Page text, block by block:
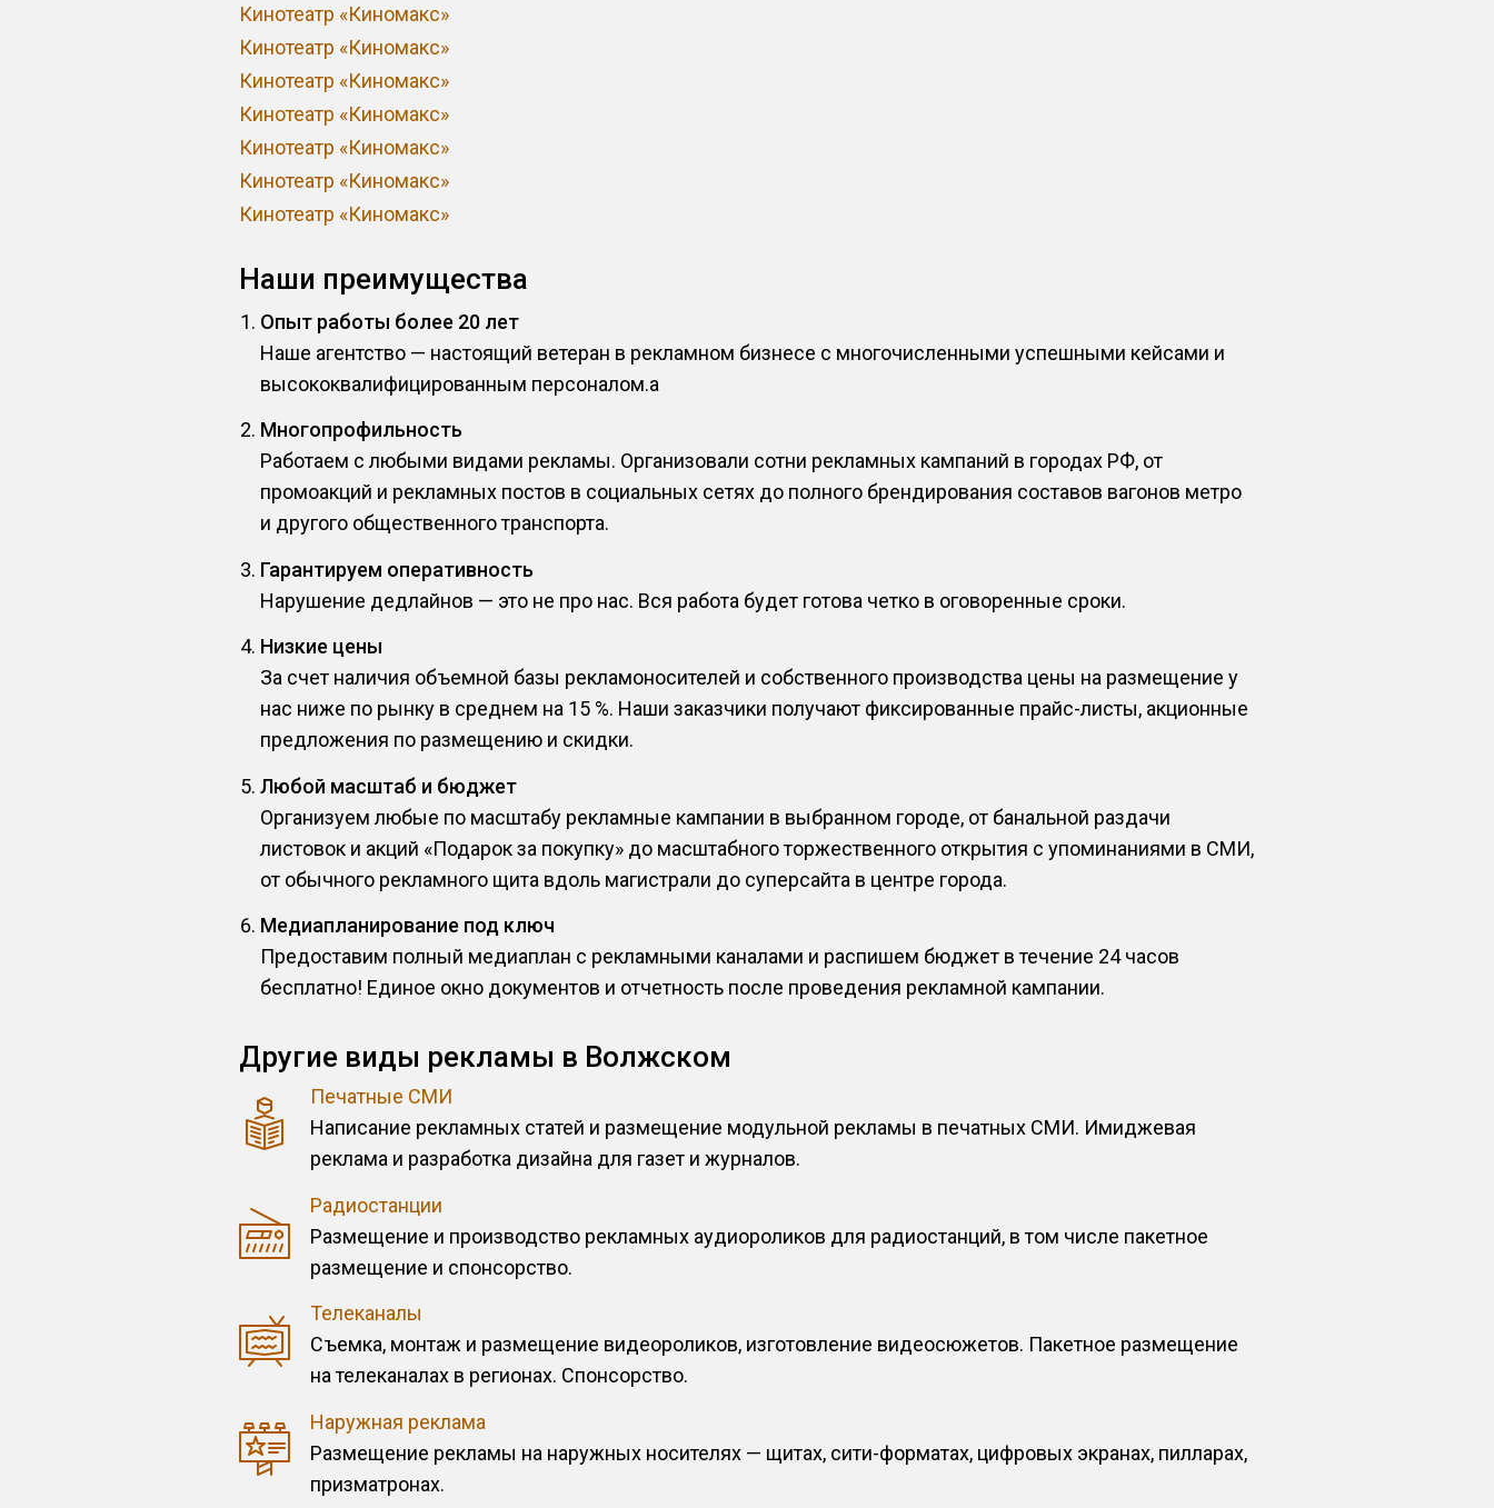
Кинотеатр «Киномакс»
Кинотеатр «Киномакс»
Кинотеатр «Киномакс»
Кинотеатр «Киномакс»
Кинотеатр «Киномакс»
Кинотеатр «Киномакс»
Кинотеатр «Киномакс»
Наши преимущества
Опыт работы более 20 лет
Наше агентство — настоящий ветеран в рекламном бизнесе с многочисленными успешными кейсами и
высококвалифицированным персоналом.a
Многопрофильность
Работаем с любыми видами рекламы. Организовали сотни рекламных кампаний в городах РФ, от
промоакций и рекламных постов в социальных сетях до полного брендирования составов вагонов метро
и другого общественного транспорта.
Гарантируем оперативность
Нарушение дедлайнов — это не про нас. Вся работа будет готова четко в оговоренные сроки.
Низкие цены
За счет наличия объемной базы рекламоносителей и собственного производства цены на размещение у
нас ниже по рынку в среднем на 15 %. Наши заказчики получают фиксированные прайс-листы, акционные
предложения по размещению и скидки.
Любой масштаб и бюджет
Организуем любые по масштабу рекламные кампании в выбранном городе, от банальной раздачи
листовок и акций «Подарок за покупку» до масштабного торжественного открытия с упоминаниями в СМИ,
от обычного рекламного щита вдоль магистрали до суперсайта в центре города.
Медиапланирование под ключ
Предоставим полный медиаплан с рекламными каналами и распишем бюджет в течение 24 часов
бесплатно! Единое окно документов и отчетность после проведения рекламной кампании.
Другие виды рекламы в Волжском
Печатные СМИ
Написание рекламных статей и размещение модульной рекламы в печатных СМИ. Имиджевая
реклама и разработка дизайна для газет и журналов.
Радиостанции
Размещение и производство рекламных аудиороликов для радиостанций, в том числе пакетное
размещение и спонсорство.
Телеканалы
Съемка, монтаж и размещение видеороликов, изготовление видеосюжетов. Пакетное размещение
на телеканалах в регионах. Спонсорство.
Наружная реклама
Размещение рекламы на наружных носителях — щитах, сити-форматах, цифровых экранах, пилларах,
призматронах.